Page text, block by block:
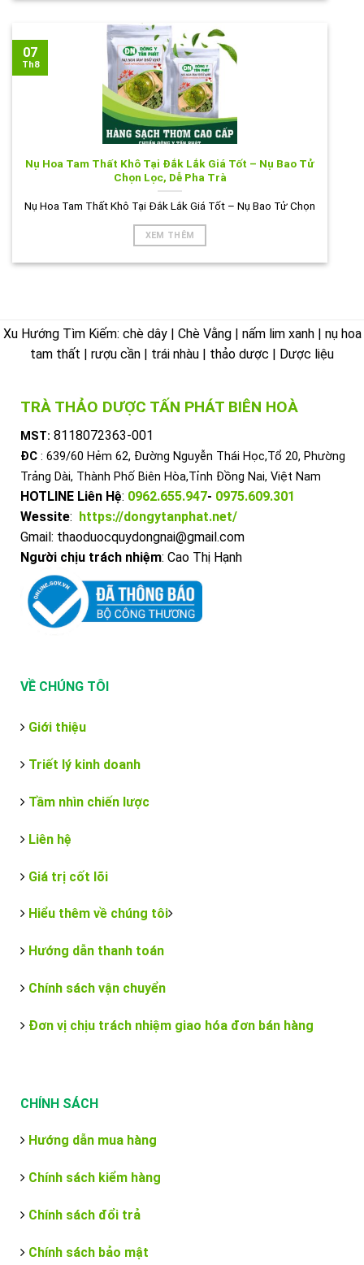
Nụ Hoa Tam Thất Khô Tại Đắk Lắk Giá Tốt – Nụ Bao Tử
Chọn Lọc, Dễ Pha Trà
Nụ Hoa Tam Thất Khô Tại Đắk Lắk Giá Tốt – Nụ Bao Tử Chọn
XEM THÊM
07
Th8
Xu Hướng Tìm Kiếm: chè dây | Chè Vằng | nấm lim xanh | nụ hoa
tam thất | rượu cần | trái nhàu | thảo dược | Dược liệu
TRÀ THẢO DƯỢC TẤN PHÁT BIÊN HOÀ
MST: 8118072363-001
ĐC : 639/60 Hẻm 62, Đường Nguyễn Thái Học,Tổ 20, Phường
Trảng Dài, Thành Phố Biên Hòa,Tỉnh Đồng Nai, Việt Nam
HOTLINE Liên Hệ: 0962.655.947- 0975.609.301
Wessite: https://dongytanphat.net/
Gmail: thaoduocquydongnai@gmail.com
Người chịu trách nhiệm: Cao Thị Hạnh
VỀ CHÚNG TÔI
Giới thiệu
Triết lý kinh doanh
Tầm nhìn chiến lược
Liên hệ
Giá trị cốt lõi
Hiểu thêm về chúng tôi
Hướng dẫn thanh toán
Chính sách vận chuyển
Đơn vị chịu trách nhiệm giao hóa đơn bán hàng
CHÍNH SÁCH
Hướng dẫn mua hàng
Chính sách kiểm hàng
Chính sách đổi trả
Chính sách bảo mật